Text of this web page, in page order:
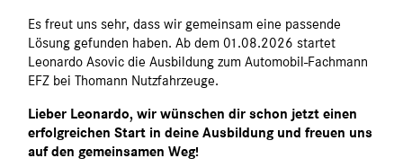
Es freut uns sehr, dass wir gemeinsam eine passende
Lösung gefunden haben. Ab dem 01.08.2026 startet
Leonardo Asovic die Ausbildung zum Automobil-Fachmann
EFZ bei Thomann Nutzfahrzeuge.
Lieber Leonardo, wir wünschen dir schon jetzt einen
erfolgreichen Start in deine Ausbildung und freuen uns
auf den gemeinsamen Weg!